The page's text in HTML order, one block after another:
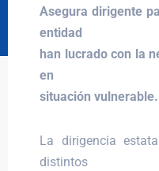
Asegura dirigente
entidad
han lucrado con la
en
situación vulnerable.
La dirigencia
distintos